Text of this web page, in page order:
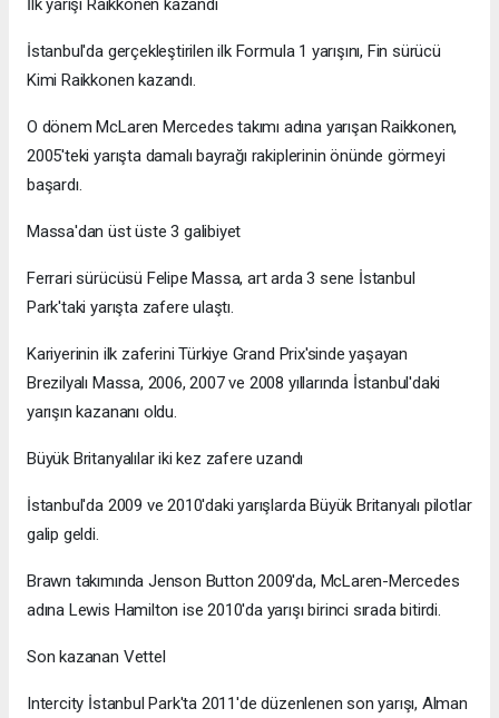
İstanbul'da gerçekleştirilen ilk Formula 1 yarışını, Fin sürücü
Kimi Raikkonen kazandı.
O dönem McLaren Mercedes takımı adına yarışan Raikkonen,
2005'teki yarışta damalı bayrağı rakiplerinin önünde görmeyi
başardı.
Massa'dan üst üste 3 galibiyet
Ferrari sürücüsü Felipe Massa, art arda 3 sene İstanbul
Park'taki yarışta zafere ulaştı.
Kariyerinin ilk zaferini Türkiye Grand Prix'sinde yaşayan
Brezilyalı Massa, 2006, 2007 ve 2008 yıllarında İstanbul'daki
yarışın kazananı oldu.
Büyük Britanyalılar iki kez zafere uzandı
İstanbul'da 2009 ve 2010'daki yarışlarda Büyük Britanyalı pilotlar
galip geldi.
Brawn takımında Jenson Button 2009'da, McLaren-Mercedes
adına Lewis Hamilton ise 2010'da yarışı birinci sırada bitirdi.
Son kazanan Vettel
Intercity İstanbul Park'ta 2011'de düzenlenen son yarışı, Alman